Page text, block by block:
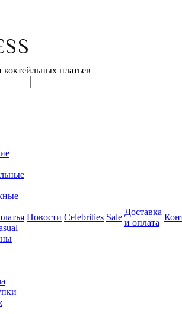
платьев
Новости Celebrities Sale
Доставка
и оплата